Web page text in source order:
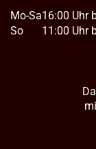
Mo-Sa
So
16:00 Uhr
11:00 Uhr